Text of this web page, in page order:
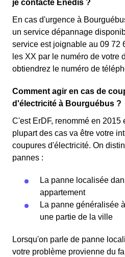
je contacte Enedis ?
En cas d'urgence à
un service dépannage
service est joignable au 09 72
les XX par le numéro de votre
obtiendrez le numéro de
Comment agir en cas de
d'électricité à Bourguébus ?
C'est ErDF, renommé en 2015
plupart des cas va être votre
coupures d'électricité. On
pannes :
La panne localisée
appartement
La panne généralisée
une partie de la ville
Lorsqu'on parle de panne
votre problème provienne du